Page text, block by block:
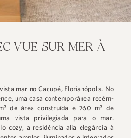
VUE SUR MER À
mar no Cacupé, Florianópolis. No
uma casa contemporânea recém-
de área construída e 760 m² de
vista privilegiada para o mar.
cozy, a residência alia elegância à